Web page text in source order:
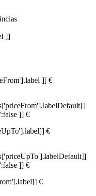
]]
]] €
]] €
€
]] €
€